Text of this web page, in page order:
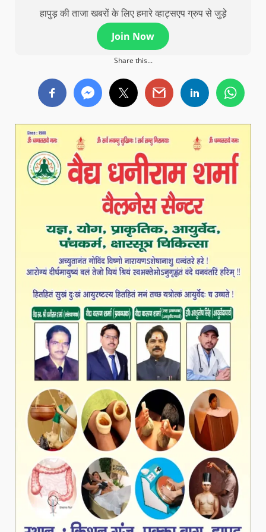
हापुड़ की ताजा खबरों के लिए हमारे व्हाट्सएप ग्रुप से जुड़े
Join Now
Share this...